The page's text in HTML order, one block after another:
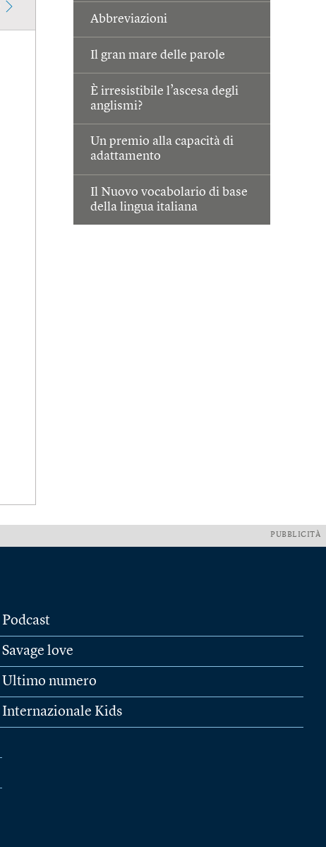
Abbreviazioni
Il gran mare delle parole
È irresistibile l’ascesa degli
anglismi?
Un premio alla capacità di
adattamento
Il Nuovo vocabolario di base
della lingua italiana
PUBBLICITÀ
Podcast
Savage love
Ultimo numero
Internazionale Kids